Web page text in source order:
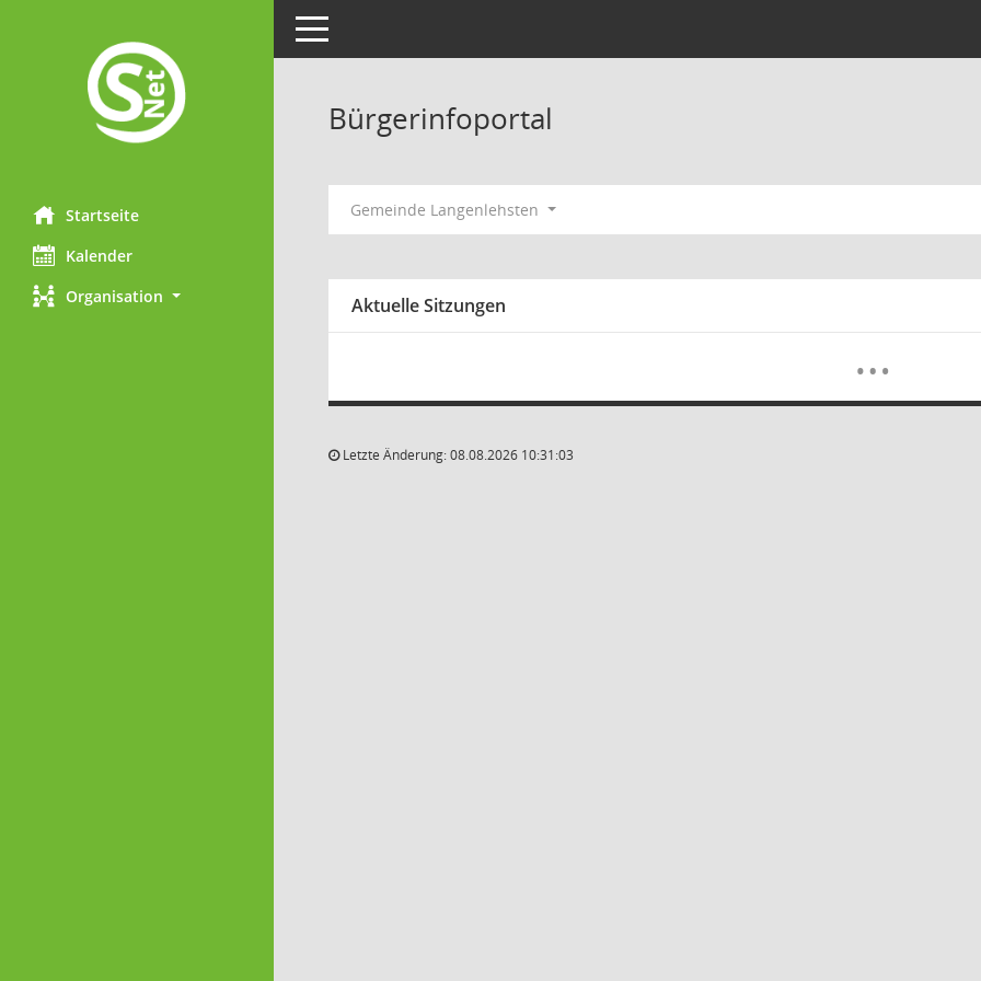
Startseite
Kalender
Organisation
Toggle navigation
Bürgerinfoportal
Gemeinde Langenlehsten
Aktuelle Sitzungen
…
Letzte Änderung: 08.08.2026 10:31:03